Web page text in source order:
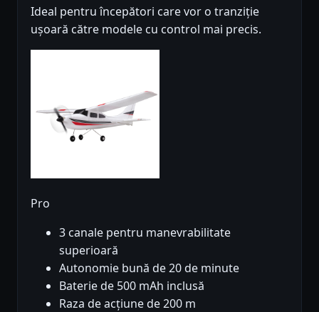
Ideal pentru începători care vor o tranziție
ușoară către modele cu control mai precis.
Pro
3 canale pentru manevrabilitate
superioară
Autonomie bună de 20 de minute
Baterie de 500 mAh inclusă
Raza de acțiune de 200 m